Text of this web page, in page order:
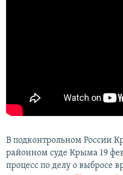
В подконтрольном России
районном суде Крыма 19
процесс по делу о выбросе